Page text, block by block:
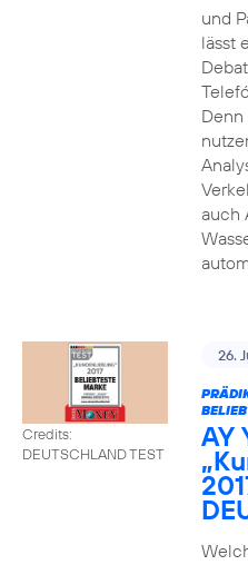
und
lässt
auch
Credits:
DEUTSCHLAND TEST
26.
AY